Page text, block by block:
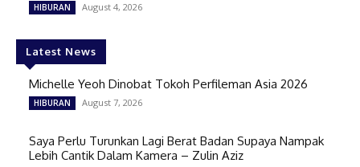
HIBURAN August 4, 2026
Latest News
Michelle Yeoh Dinobat Tokoh Perfileman Asia 2026
HIBURAN August 7, 2026
Saya Perlu Turunkan Lagi Berat Badan Supaya Nampak
Lebih Cantik Dalam Kamera – Zulin Aziz